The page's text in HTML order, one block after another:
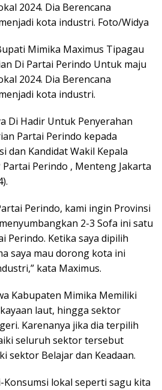
2024. Dia Berencana
kota industri. Foto/Widya
Mimika Maximus Tipagau
Di Partai Perindo Untuk maju
2024. Dia Berencana
kota industri.
Di Hadir Untuk Penyerahan
Partai Perindo kepada
dan Kandidat Wakil Kepala
Partai Perindo , Menteng Jakarta
Perindo, kami ingin Provinsi
2-3 Sofa ini satu
Perindo. Ketika saya dipilih
saya mau dorong kota ini
kata Maximus.
Kabupaten Mimika Memiliki
laut, hingga sektor
Karenanya jika dia terpilih
seluruh sektor tersebut
sektor Belajar dan Keadaan.
Konsumsi lokal seperti sagu kita